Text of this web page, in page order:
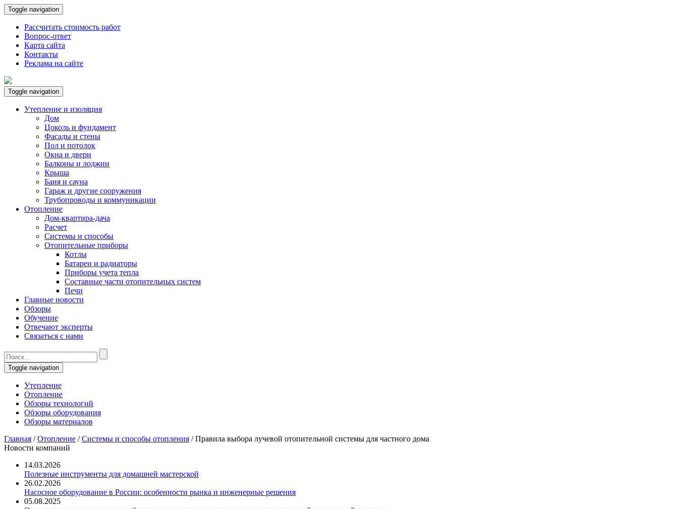
Toggle navigation
Рассчитать стоимость работ
Вопрос-ответ
Карта сайта
Контакты
Реклама на сайте
Toggle navigation
Утепление и изоляция
Дом
Цоколь и фундамент
Фасады и стены
Пол и потолок
Окна и двери
Балконы и лоджии
Крыша
Баня и сауна
Гараж и другие сооружения
Трубопроводы и коммуникации
Отопление
Дом-квартира-дача
Расчет
Системы и способы
Отопительные приборы
Котлы
Батареи и радиаторы
Приборы учета тепла
Составные части отопительных систем
Печи
Главные новости
Обзоры
Обучение
Отвечают эксперты
Связаться с нами
Toggle navigation
Утепление
Отопление
Обзоры технологий
Обзоры оборудования
Обзоры материалов
Главная /Отопление /Системы и способы отопления /Правила выбора лучевой отопительной системы для частного дома
Новости компаний
14.03.2026
Полезные инструменты для домашней мастерской
26.02.2026
Насосное оборудование в России: особенности рынка и инженерные решения
05.08.2025